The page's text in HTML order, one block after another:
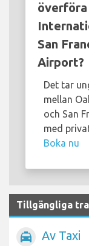
överföra
San
Airport?
Det tar
mellan
och San
med
Boka nu
Tillgängliga
local_taxi Av Taxi